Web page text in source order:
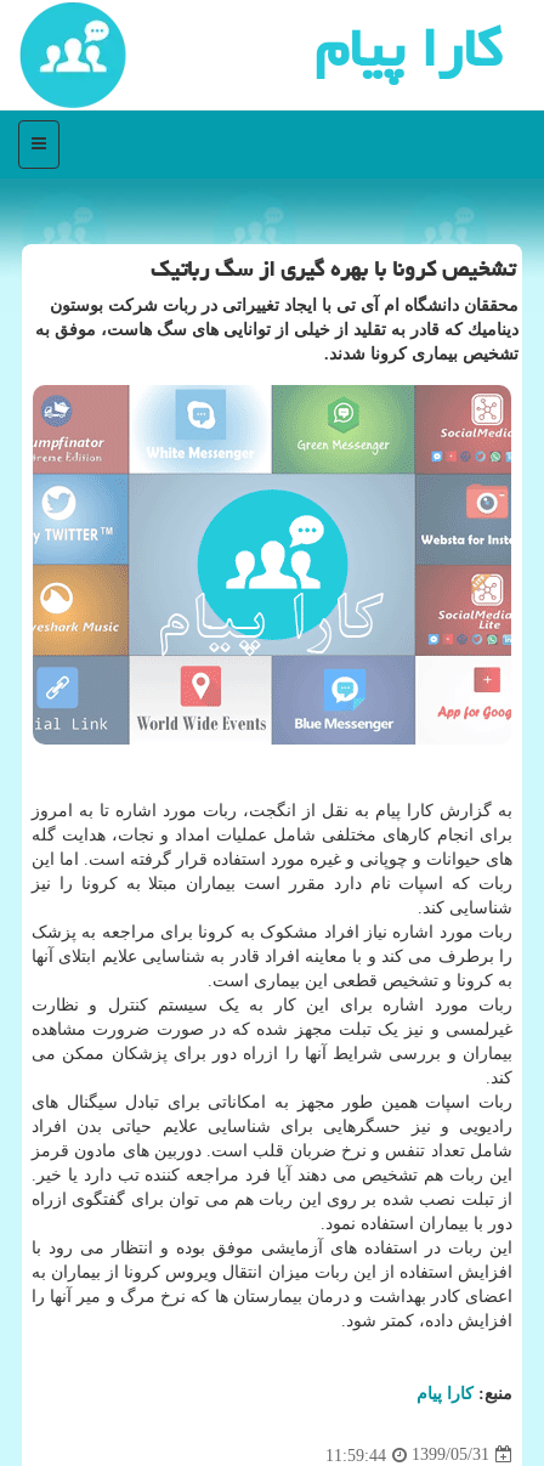
كارا پیام
منو
تشخیص كرونا با بهره گیری از سگ رباتیك
محققان دانشگاه ام آی تی با ایجاد تغییراتی در ربات شركت بوستون
دینامیك كه قادر به تقلید از خیلی از توانایی های سگ هاست، موفق به
تشخیص بیماری كرونا شدند.
به گزارش کارا پیام به نقل از انگجت، ربات مورد اشاره تا به امروز
برای انجام کارهای مختلفی شامل عملیات امداد و نجات، هدایت گله
های حیوانات و چوپانی و غیره مورد استفاده قرار گرفته است. اما این
ربات که اسپات نام دارد مقرر است بیماران مبتلا به کرونا را نیز
شناسایی کند.
ربات مورد اشاره نیاز افراد مشکوک به کرونا برای مراجعه به پزشک
را برطرف می کند و با معاینه افراد قادر به شناسایی علایم ابتلای آنها
به کرونا و تشخیص قطعی این بیماری است.
ربات مورد اشاره برای این کار به یک سیستم کنترل و نظارت
غیرلمسی و نیز یک تبلت مجهز شده که در صورت ضرورت مشاهده
بیماران و بررسی شرایط آنها را ازراه دور برای پزشکان ممکن می
کند.
ربات اسپات همین طور مجهز به امکاناتی برای تبادل سیگنال های
رادیویی و نیز حسگرهایی برای شناسایی علایم حیاتی بدن افراد
شامل تعداد تنفس و نرخ ضربان قلب است. دوربین های مادون قرمز
این ربات هم تشخیص می دهند آیا فرد مراجعه کننده تب دارد یا خیر.
از تبلت نصب شده بر روی این ربات هم می توان برای گفتگوی ازراه
دور با بیماران استفاده نمود.
این ربات در استفاده های آزمایشی موفق بوده و انتظار می رود با
افزایش استفاده از این ربات میزان انتقال ویروس کرونا از بیماران به
اعضای کادر بهداشت و درمان بیمارستان ها که نرخ مرگ و میر آنها را
افزایش داده، کمتر شود.
منبع:كارا پیام
1399/05/31
11:59:44